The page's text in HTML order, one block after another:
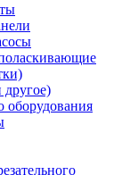
оборудования